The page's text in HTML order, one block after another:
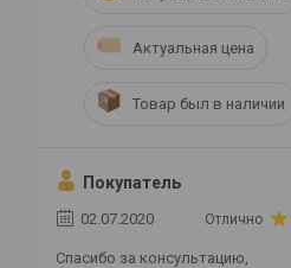
Актуальная цена
Товар был в наличии
Покупатель
02.07.2020 Отлично
Спасибо за консультацию,